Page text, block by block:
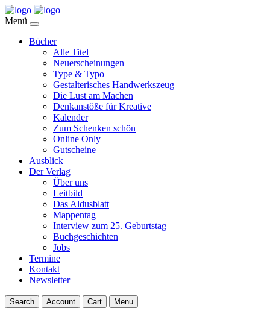
Menü
Bücher
Alle Titel
Neuerscheinungen
Type & Typo
Gestalterisches Handwerkszeug
Die Lust am Machen
Denkanstöße für Kreative
Kalender
Zum Schenken schön
Online Only
Gutscheine
Ausblick
Der Verlag
Über uns
Leitbild
Das Aldusblatt
Mappentag
Interview zum 25. Geburtstag
Buchgeschichten
Jobs
Termine
Kontakt
Newsletter
Search Account Cart Menu